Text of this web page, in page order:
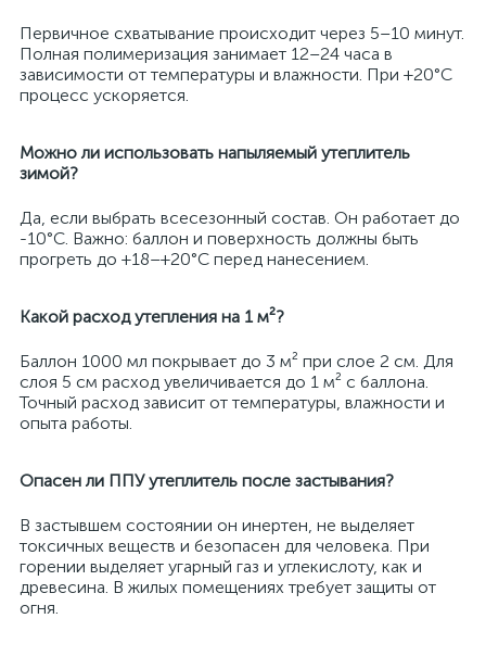
Первичное схватывание происходит через 5–10 минут.
Полная полимеризация занимает 12–24 часа в
зависимости от температуры и влажности. При +20°C
процесс ускоряется.
Можно ли использовать напыляемый утеплитель
зимой?
Да, если выбрать всесезонный состав. Он работает до
-10°C. Важно: баллон и поверхность должны быть
прогреть до +18–+20°C перед нанесением.
Какой расход утепления на 1 м²?
Баллон 1000 мл покрывает до 3 м² при слое 2 см. Для
слоя 5 см расход увеличивается до 1 м² с баллона.
Точный расход зависит от температуры, влажности и
опыта работы.
Опасен ли ППУ утеплитель после застывания?
В застывшем состоянии он инертен, не выделяет
токсичных веществ и безопасен для человека. При
горении выделяет угарный газ и углекислоту, как и
древесина. В жилых помещениях требует защиты от
огня.